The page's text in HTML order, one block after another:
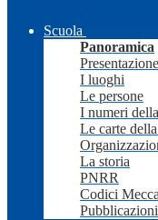
Scuola
Panoramica
Presentazione
I luoghi
Le persone
I numeri
Le carte
La storia
PNRR
Codici
Pubblicazioni